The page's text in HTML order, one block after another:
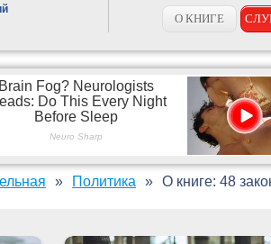
О КНИГЕ
Политика О книге: 48